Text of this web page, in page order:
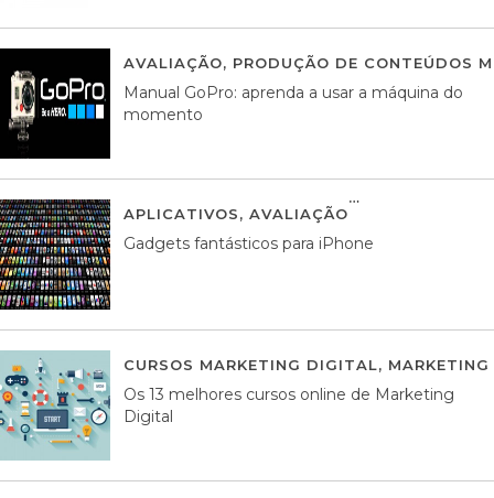
AVALIAÇÃO, PRODUÇÃO DE CONTEÚDOS
Manual GoPro: aprenda a usar a máquina do
momento
APLICATIVOS, AVALIAÇÃO
Gadgets fantásticos para iPhone
CURSOS MARKETING DIGITAL,
Os 13 melhores cursos online de Marketing
Digital